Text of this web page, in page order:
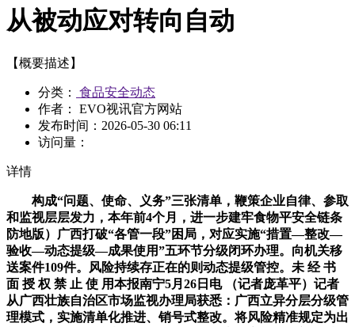
从被动应对转向自动
【概要描述】
分类：
食品安全动态
作者： EVO视讯官方网站
发布时间： 2026-05-30 06:11
访问量：
详情
构成“问题、使命、义务”三张清单，鞭策企业自律、参取
和监视层层发力，本年前4个月，进一步建牢食物平安全链条
防地版）广西打破“各管一段”困局，对应实施“措置—整改—
验收—动态提级—成果使用”五环节分级闭环办理。向机关移
送案件109件。风险持续存正在的则动态提级管控。未 经 书
面 授 权 禁 止 使 用本报南宁5月26日电 （记者庞革平）记者
从广西壮族自治区市场监视办理局获悉：广西立异分层分级管
理模式，实施清单化推进、销号式整改。将风险精准规定为出